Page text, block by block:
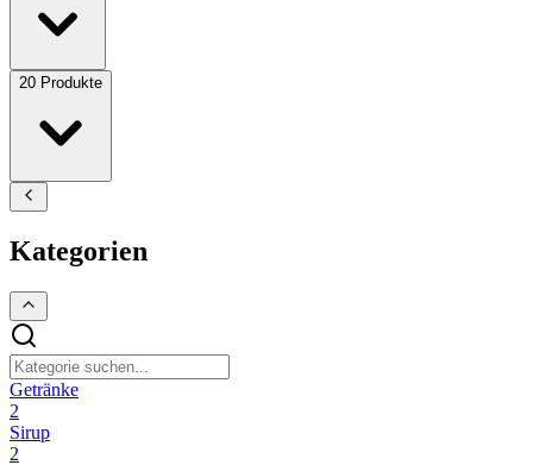
20 Produkte
Kategorien
Getränke
2
Sirup
2